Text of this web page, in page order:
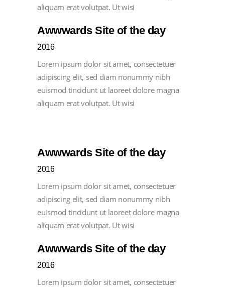
aliquam erat volutpat. Ut wisi
Awwwards Site of the day
2016
Lorem ipsum dolor sit amet, consectetuer
adipiscing elit, sed diam nonummy nibh
euismod tincidunt ut laoreet dolore magna
aliquam erat volutpat. Ut wisi
Awwwards Site of the day
2016
Lorem ipsum dolor sit amet, consectetuer
adipiscing elit, sed diam nonummy nibh
euismod tincidunt ut laoreet dolore magna
aliquam erat volutpat. Ut wisi
Awwwards Site of the day
2016
Lorem ipsum dolor sit amet, consectetuer